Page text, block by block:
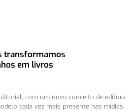
transformamos
em livros
com um novo conceito de editora
cada vez mais presente nas mídias